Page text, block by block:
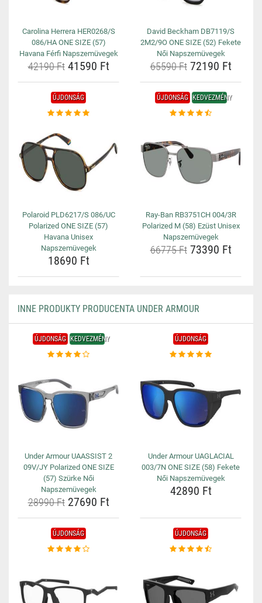
Carolina Herrera HER0268/S
086/HA ONE SIZE (57)
Havana Férfi Napszemüvegek
42190 Ft41590 Ft
David Beckham DB7119/S
2M2/9O ONE SIZE (52) Fekete
Női Napszemüvegek
65590 Ft72190 Ft
ÚJDONSÁG
Polaroid PLD6217/S 086/UC
Polarized ONE SIZE (57)
Havana Unisex
Napszemüvegek
18690 Ft
ÚJDONSÁG KEDVEZMÉNY
Ray-Ban RB3751CH 004/3R
Polarized M (58) Ezüst Unisex
Napszemüvegek
66775 Ft73390 Ft
INNE PRODUKTY PRODUCENTA UNDER ARMOUR
ÚJDONSÁG KEDVEZMÉNY
Under Armour UAASSIST 2
09V/JY Polarized ONE SIZE
(57) Szürke Női
Napszemüvegek
28990 Ft27690 Ft
ÚJDONSÁG
Under Armour UAGLACIAL
003/7N ONE SIZE (58) Fekete
Női Napszemüvegek
42890 Ft
ÚJDONSÁG ÚJDONSÁG